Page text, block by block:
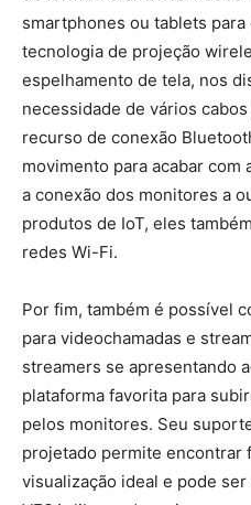
smartphones ou tablets
tecnologia de projeção
espelhamento de tela, nos
necessidade de vários
recurso de conexão
movimento para acabar
a conexão dos monitores a
produtos de IoT, eles
redes Wi-Fi.
Por fim, também é possível
para videochamadas e
streamers se apresentando
plataforma favorita para
pelos monitores. Seu
projetado permite encontrar
visualização ideal e pode